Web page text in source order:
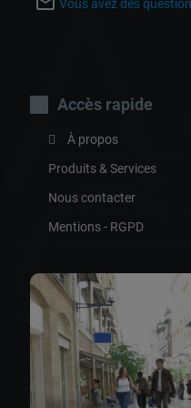
Vous avez des
Accès rapide
À propos
Produits & Services
Nous contacter
Mentions - RGPD